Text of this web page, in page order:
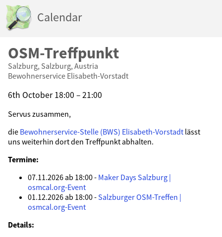
Calendar
OSM-Treffpunkt
Salzburg, Salzburg, Austria
Bewohnerservice Elisabeth-Vorstadt
6th October 18:00 – 21:00
Servus zusammen,
die Bewohnerservice-Stelle (BWS) Elisabeth-Vorstadt lässt
uns weiterhin dort den Treffpunkt abhalten.
Termine:
07.11.2026 ab 18:00 - Maker Days Salzburg |
osmcal.org-Event
01.12.2026 ab 18:00 - Salzburger OSM-Treffen |
osmcal.org-Event
Details: